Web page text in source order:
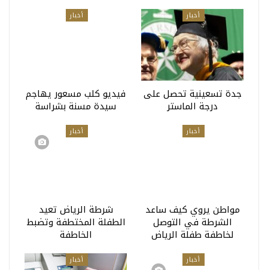
أخبار
جدة تسعينية تحصل على
درجة الماستر
أخبار
فيديو كلب مسعور يهاجم
سيدة مسنة بشراسة
أخبار
مواطن يروي كيف ساعد
الشرطة في التوصل
لخاطفة طفلة الرياض
أخبار
شرطة الرياض تعيد
الطفلة المختطفة وتضبط
الخاطفة
أخبار أخبار